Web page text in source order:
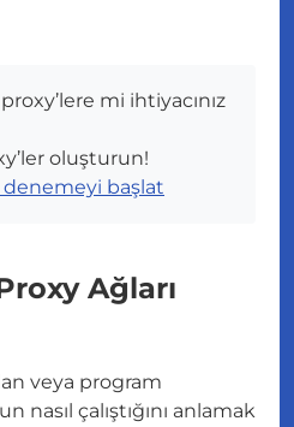
mi ihtiyacınız
oluşturun!
başlat
Ağları
veya program
nasıl çalıştığını anlamak